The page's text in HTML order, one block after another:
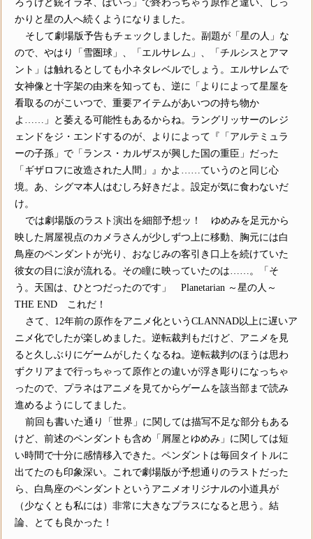
ろうけど銃イラネ、ぽいっ」で終わっちゃう原作と違い、しっ
かりと星の人へ続くようになりました。
そして劇場版予告もチェックしました。副題が「星の人」な
ので、やはり「雪圏球」、「エルサレム」、「チルシスとアマ
ント」は触れるとしても小ネタレベルでしょう。エルサレムで
女神像と十字架の由来を知っても、逆に「よりによって星屋を
看取るのがこいつで、重要アイテムがあいつの持ち物か
よ……」と萎える可能性もあるからね。ラングリッサーのレジ
ェンドをジ・エンドするのが、よりによって『「アルテミュラ
ーの子孫」で「ランス・カルザスが興した国の重臣」だった
「ギザロフに改造された人間」』かよ……ていうのと同じ心
境。あ、シグマ本人はむしろ好きだよ。設定が気に食わないだ
け。
では劇場版のラスト演出を細部予想ッ！ ゆめみを足元から
映した屑屋視点のカメラさんが少しずつ上に移動、胸元には白
鳥座のペンダントが光り、おなじみの客引き口上を続けていた
彼女の目に涙が流れる。その瞳に映っていたのは……。「そ
う。天国は、ひとつだったのです」 Planetarian ～星の人～
THE END これだ！
さて、12年前の原作をアニメ化というCLANNAD以上に遅いア
ニメ化でしたが楽しめました。逆転裁判もだけど、アニメを見
ると久しぶりにゲームがしたくなるね。逆転裁判のほうは思わ
ずクリアまで行っちゃって原作との違いが浮き彫りになっちゃ
ったので、プラネはアニメを見てからゲームを該当部まで読み
進めるようにしてました。
前回も書いた通り「世界」に関しては描写不足な部分もある
けど、前述のペンダントも含め「屑屋とゆめみ」に関しては短
い時間で十分に感情移入できた。ペンダントは毎回タイトルに
出てたのも印象深い。これで劇場版が予想通りのラストだった
ら、白鳥座のペンダントというアニメオリジナルの小道具が
（少なくとも私には）非常に大きなプラスになると思う。結
論、とても良かった！